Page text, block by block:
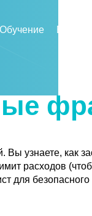
Обучение Блог
Вы узнаете, как
расходов
для безопасного